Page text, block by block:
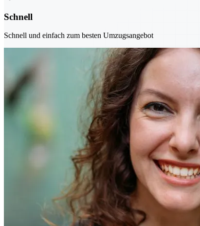
Schnell
Schnell und einfach zum besten Umzugsangebot